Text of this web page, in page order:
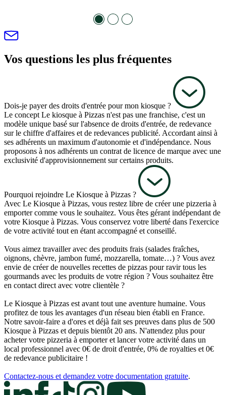
Vos questions les plus fréquentes
Dois-je payer des droits d'entrée pour mon kiosque ?
Le concept Le kiosque à Pizzas n'est pas une franchise, c'est un
modèle unique basé sur l'absence de droits d'entrée, de redevance
sur le chiffre d'affaires et de redevances publicité. Accordant ainsi à
ses adhérents un maximum d'autonomie et d'indépendance. Nous
proposons à nos adhérents un contrat de licence de marque avec une
exclusivité d'approvisionnement sur certains produits.
Pourquoi rejoindre Le Kiosque à Pizzas ?
Avec Le Kiosque à Pizzas, vous restez libre de créer une pizzeria à
emporter comme vous le souhaitez. Vous êtes gérant indépendant de
votre Kiosque à Pizzas. Vous conservez votre liberté dans l'exercice
de votre activité tout en étant accompagné et conseillé.
Vous aimez travailler avec des produits frais (salades fraîches,
oignons, chèvre, jambon fumé, mozzarella, tomate…) ? Vous avez
envie de créer de nouvelles recettes de pizzas pour ravir tous les
gourmands avec les produits de votre région ? Vous souhaitez être
en contact direct avec votre clientèle ?
Le Kiosque à Pizzas est avant tout une aventure humaine. Vous
profitez de tous les avantages d'un réseau bien établi en France.
Notre savoir-faire a d'ores et déjà fait ses preuves dans plus de 500
Kiosque à Pizzas et depuis bientôt 20 ans. N'attendez plus pour
acheter votre pizzeria à emporter et lancer votre activité dans un
local professionnel avec 0€ de droit d'entrée, 0% de royalties et 0€
de redevance publicitaire !
Contactez-nous et demandez votre documentation gratuite.